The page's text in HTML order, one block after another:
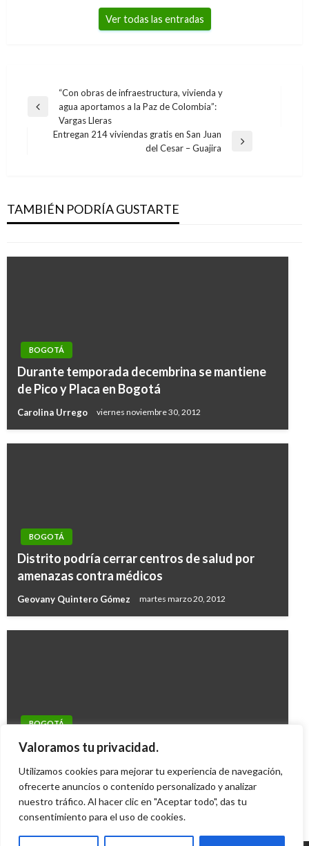
Valoramos tu privacidad.
Utilizamos cookies para mejorar tu experiencia de navegación,
ofrecerte anuncios o contenido personalizado y analizar
nuestro tráfico. Al hacer clic en "Aceptar todo", das tu
consentimiento para el uso de cookies.
Ver todas las entradas
Navegación
de
entradas
Entrada
“Con obras de infraestructura, vivienda y
agua aportamos a la Paz de Colombia”:
Vargas Lleras
Entregan 214 viviendas gratis en San Juan
del Cesar – Guajira
TAMBIÉN PODRÍA GUSTARTE
ciudad
Mary Gomez viernes febrero 27, 2015
BOGOTÁ
Durante temporada decembrina se mantiene
de Pico y Placa en Bogotá
Carolina Urrego viernes noviembre 30, 2012
BOGOTÁ
Distrito podría cerrar centros de salud por
amenazas contra médicos
Geovany Quintero Gómez martes marzo 20, 2012
BOGOTÁ
‘Te Amo Bogotá’, la canción de The Mills
Giovanni Alarcón M. sábado julio 28, 2018